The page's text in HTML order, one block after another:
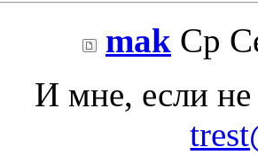
mak Ср
И мне, если не